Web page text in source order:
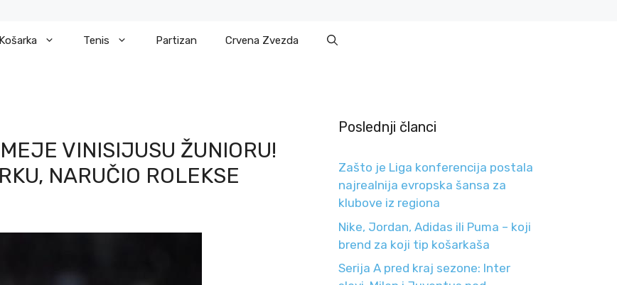
Košarka Tenis Partizan Crvena Zvezda
VINISIJUSU ŽUNIORU!
NARUČIO ROLEKSE
Poslednji članci
Zašto je Liga konferencija postala
najrealnija evropska šansa za
klubove iz regiona
Nike, Jordan, Adidas ili Puma – koji
brend za koji tip košarkaša
Serija A pred kraj sezone: Inter